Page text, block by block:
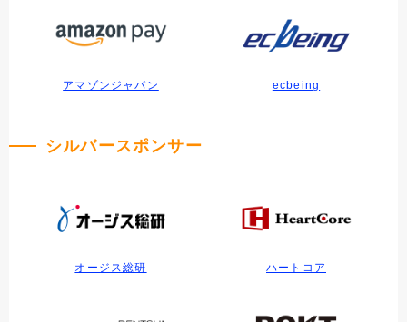
アマゾンジャパン ecbeing
シルバースポンサー
オージス総研 ハートコア